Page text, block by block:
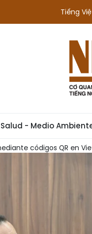
Tiếng
Salud - Medio
con Vietnam en